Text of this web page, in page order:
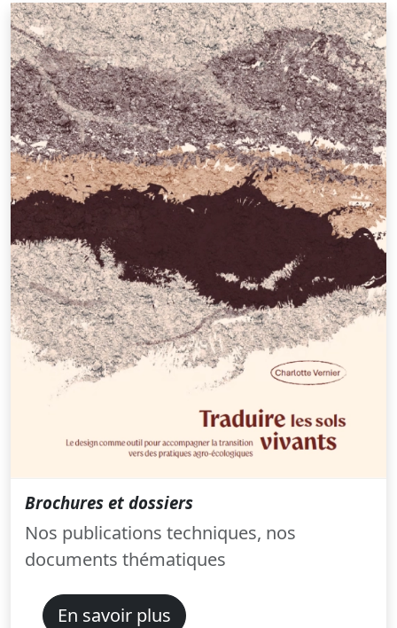
Brochures et dossiers
Nos publications techniques, nos
documents thématiques
En savoir plus